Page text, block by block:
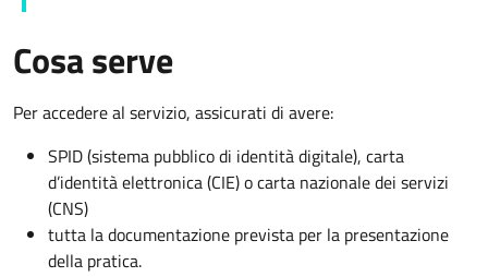
Cosa serve
Per accedere al servizio, assicurati di avere:
SPID (sistema pubblico di identità digitale), carta
d’identità elettronica (CIE) o carta nazionale dei servizi
(CNS)
tutta la documentazione prevista per la presentazione
della pratica.